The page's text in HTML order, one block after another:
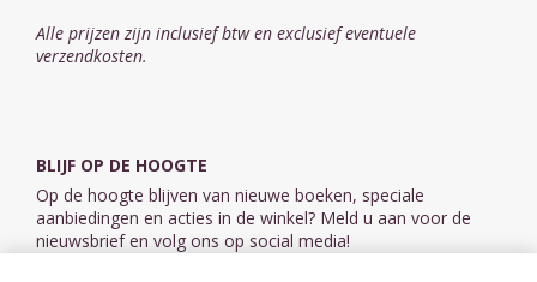
Alle prijzen zijn inclusief btw en exclusief eventuele
verzendkosten.
BLIJF OP DE HOOGTE
Op de hoogte blijven van nieuwe boeken, speciale
aanbiedingen en acties in de winkel? Meld u aan voor de
nieuwsbrief en volg ons op social media!